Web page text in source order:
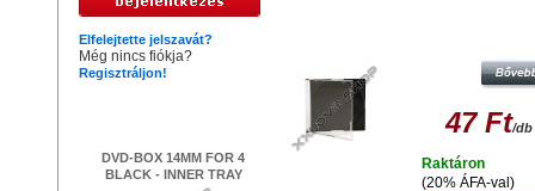
Elfelejtette jelszavát?
Még nincs fiókja?
Regisztráljon!
DVD-BOX 14MM FOR 4
BLACK - INNER TRAY
47 Ft/db
(20% ÁFA-val)
Raktáron